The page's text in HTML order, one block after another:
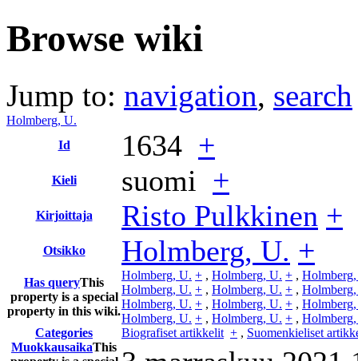
Browse wiki
Jump to: navigation, search
Holmberg, U.
Id
1634 +
Kieli suomi +
Kirjoittaja Risto Pulkkinen +
Otsikko Holmberg, U. +
Has queryThis
property is a special
property in this wiki.
Holmberg, U. + , Holmberg, U. + ,
Holmberg, U. + , Holmberg, U. + ,
Holmberg, U. + , Holmberg, U. + ,
Holmberg, U. + , Holmberg, U. + ,
Categories
Biografiset artikkelit + , Suomenkieliset
MuokkausaikaThis